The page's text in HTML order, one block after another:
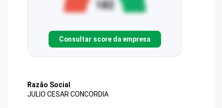
Consultar score da empresa
Razão Social
JULIO CESAR CONCORDIA